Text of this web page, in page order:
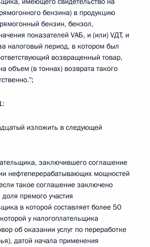
бензина) в продукцию
бензин, бензол,
показателей VАБ, и (или) VДТ, и
налоговый период, в котором был
возвращенный товар,
объем (в тоннах) возврата такого
изложить в следующей
заключившего соглашение
нефтеперерабатывающих мощностей
такое соглашение заключено
прямого участия
в которой составляет более 50
у налогоплательщика
об оказании услуг по переработке
датой начала применения